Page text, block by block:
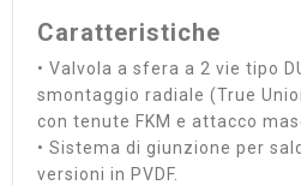
Caratteristiche
• Valvola a sfera a 2 vie tipo
smontaggio radiale (True
con tenute FKM e attacco
• Sistema di giunzione per
versioni in PVDF.